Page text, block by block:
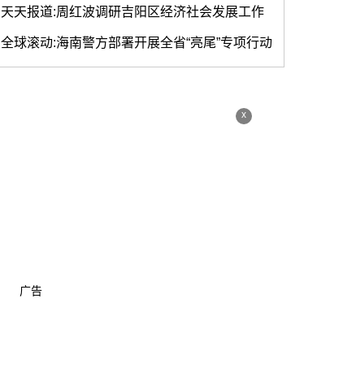
天天报道:周红波调研吉阳区经济社会发展工作
全球滚动:海南警方部署开展全省“亮尾”专项行动
x
广告